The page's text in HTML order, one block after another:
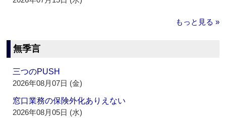
もっと見る »
無季言
三つのPUSH
2026年08月07日 (金)
窓口業務の保険外化ありえない
2026年08月05日 (水)